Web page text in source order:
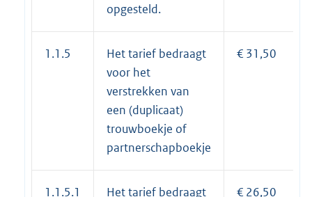
opgesteld.
1.1.5
Het tarief bedraagt
voor het
verstrekken van
een (duplicaat)
trouwboekje of
partnerschapboekje
€ 31,50
1.1.5.1
Het tarief bedraagt
€ 26,50